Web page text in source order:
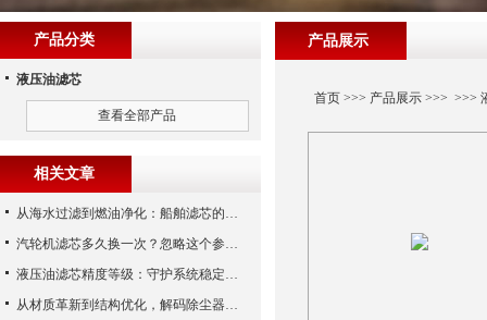
产品展示
首页>>> 产品展示>>> >>>
产品分类
液压油滤芯
查看全部产品
相关文章
从海水过滤到燃油净化：船舶滤芯的多场景应用解析
汽轮机滤芯多久换一次？忽略这个参数，机组非停损失可能上百万！
液压油滤芯精度等级：守护系统稳定与寿命的“微米标尺”
从材质革新到结构优化，解码除尘器滤芯性能跃升的核心逻辑